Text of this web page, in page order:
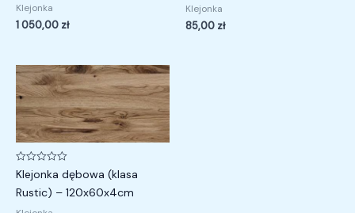
Klejonka
1 050,00 zł
Klejonka
85,00 zł
Oceniono
0
na
5
Klejonka dębowa (klasa
Rustic) – 120x60x4cm